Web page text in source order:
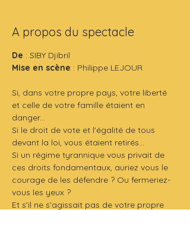
A propos du spectacle
De : SIBY Djibril
Mise en scène : Philippe LEJOUR
Si, dans votre propre pays, votre liberté
et celle de votre famille étaient en
danger...
Si le droit de vote et l'égalité de tous
devant la loi, vous étaient retirés...
Si un régime tyrannique vous privait de
ces droits fondamentaux, auriez vous le
courage de les défendre ? Ou fermeriez-
vous les yeux ?
Et s'il ne s'agissait pas de votre propre